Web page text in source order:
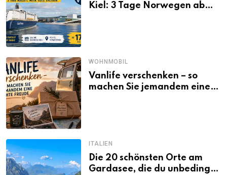
Kiel: 3 Tage Norwegen ab
WOHNMOBIL
Vanlife verschenken – so
machen Sie jemandem eine
ITALIEN
Die 20 schönsten Orte am
Gardasee, die du unbedingt